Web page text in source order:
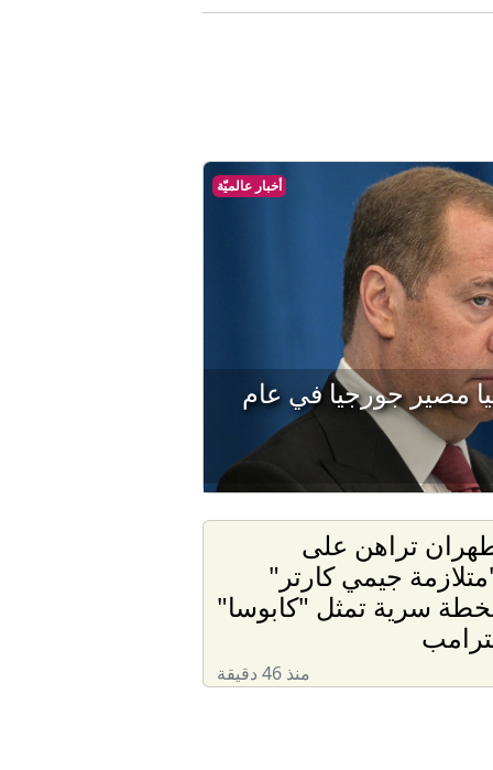
أخبار عالميّة
مصير جورجيا في عام
تراهن على
جيمي كارتر"
سرية تمثل "كابوسا"
منذ 46 دقيقة